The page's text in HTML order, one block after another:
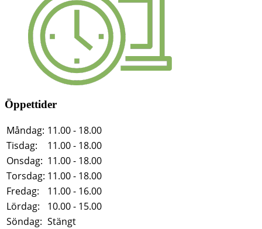
Öppettider
Måndag: 11.00 - 18.00
Tisdag:
11.00 - 18.00
Onsdag: 11.00 - 18.00
Torsdag: 11.00 - 18.00
Fredag:
11.00 - 16.00
Lördag:
10.00 - 15.00
Söndag: Stängt